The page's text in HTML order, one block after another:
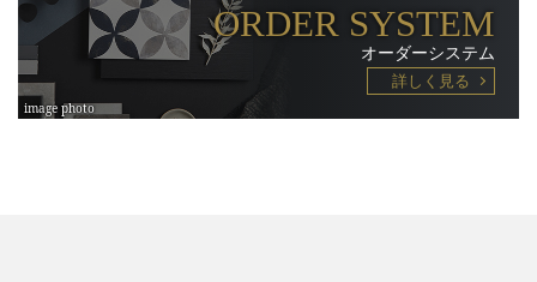
ORDER SYSTEM
オーダーシステム
詳しく見る